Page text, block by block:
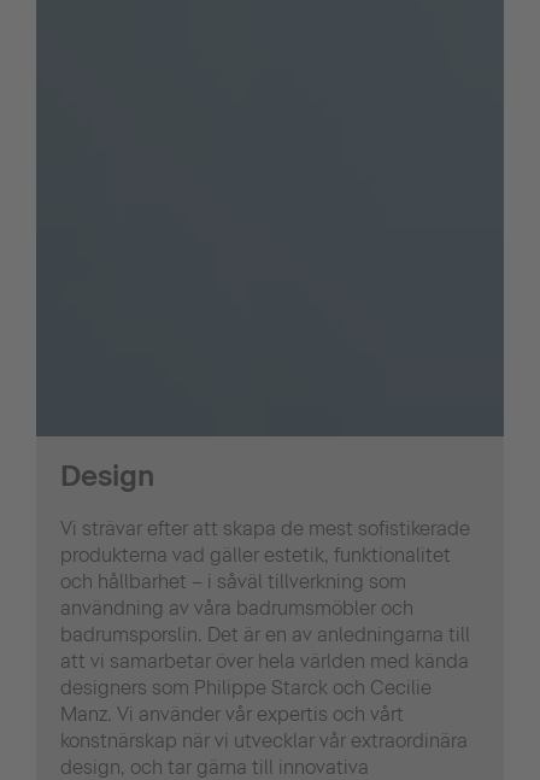
Design
Vi strävar efter att skapa de mest sofistikerade
produkterna vad gäller estetik, funktionalitet
och hållbarhet – i såväl tillverkning som
användning av våra badrumsmöbler och
badrumsporslin. Det är en av anledningarna till
att vi samarbetar över hela världen med kända
designers som Philippe Starck och Cecilie
Manz. Vi använder vår expertis och vårt
konstnärskap när vi utvecklar vår extraordinära
design, och tar gärna till innovativa